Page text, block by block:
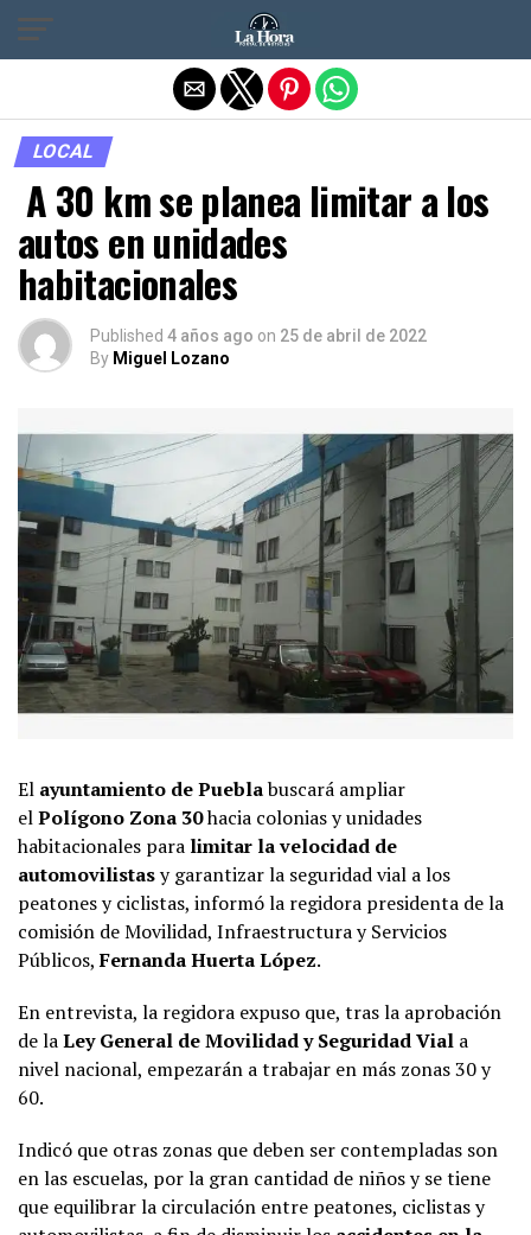
LOCAL
A 30 km se planea limitar a los
autos en unidades
habitacionales
Published 4 años ago on 25 de abril de 2022
By Miguel Lozano
El ayuntamiento de Pueblabuscará ampliar
elPolígono Zona 30hacia colonias y unidades
habitacionales para limitar la velocidad de
automovilistasy garantizar la seguridad vial a los
peatones y ciclistas, informó la regidora presidenta de la
comisión de Movilidad, Infraestructura y Servicios
Públicos,Fernanda Huerta López.
En entrevista, la regidora expuso que, tras la aprobación
de laLey General de Movilidad y Seguridad Vial a
nivel nacional, empezarán a trabajar en más zonas 30 y
60.
Indicó que otras zonas que deben ser contempladas son
en las escuelas, por la gran cantidad de niños y se tiene
que equilibrar la circulación entre peatones, ciclistas y
Salir de la versión móvil